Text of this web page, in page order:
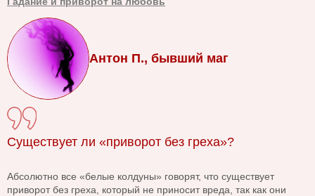
Антон П., бывший маг
Существует ли «приворот без греха»?
Абсолютно все «белые колдуны» говорят, что существует
приворот без греха, который не приносит вреда, так как они